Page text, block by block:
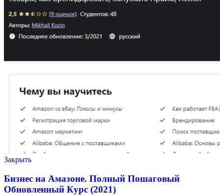
Закрыть
Бизнес на Амазоне. Полный Пошаговый
Обновленный Курс (2021)